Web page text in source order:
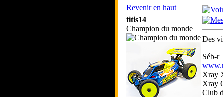
Revenir en haut
titis14
Champion du monde
Des
Séb-r
Xray
Xray
Club